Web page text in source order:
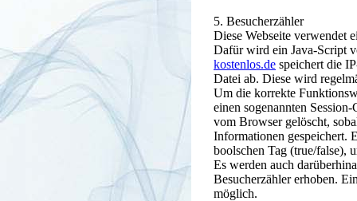
5. Besucherzähler
Diese Webseite verwendet
Dafür wird ein Java-Script
kostenlos.de speichert die
Datei ab. Diese wird
Um die korrekte
einen sogenannten
vom Browser gelöscht,
Informationen gespeichert.
boolschen Tag (true/false),
Es werden auch
Besucherzähler erhoben.
möglich.